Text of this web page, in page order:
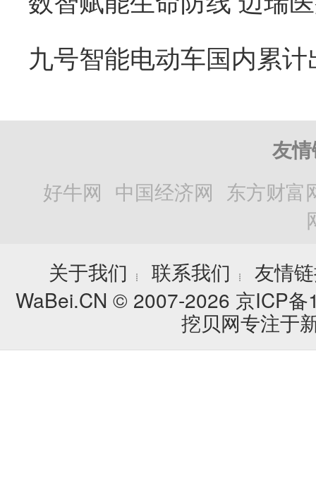
友
好牛网 中国经济网 东方财富
关于我们
┊ 联系我们 ┊
友情
WaBei.CN © 2007-2026 京ICP
挖贝网专注于